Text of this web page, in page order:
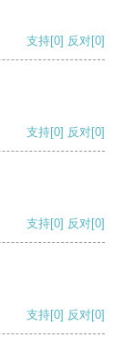
支持[0] 反对[0]
支持[0] 反对[0]
支持[0] 反对[0]
支持[0] 反对[0]